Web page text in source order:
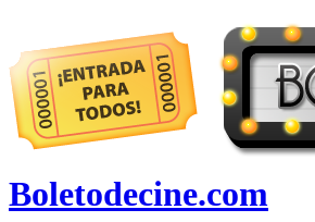
Boletodecine.com